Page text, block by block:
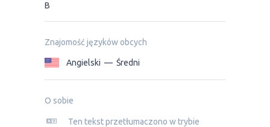
B
Znajomość języków obcych
Angielski — Średni
O sobie
Ten tekst przetłumaczono w trybie